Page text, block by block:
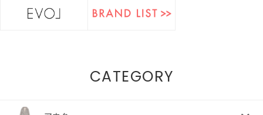
CATEGORY